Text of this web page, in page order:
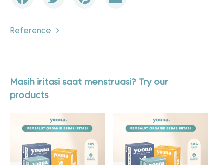
Reference
Masih iritasi saat menstruasi? Try our
products